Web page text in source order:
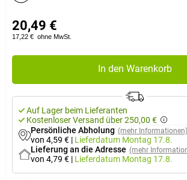
20,49 €
17,22 € ohne MwSt.
In den Warenkorb
Auf Lager beim Lieferanten
Kostenloser Versand über 250,00 €
Persönliche Abholung (mehr Informationen)
von 4,59 € | Lieferdatum Montag 17.8.
Lieferung an die Adresse (mehr
von 4,79 € | Lieferdatum Montag 17.8.